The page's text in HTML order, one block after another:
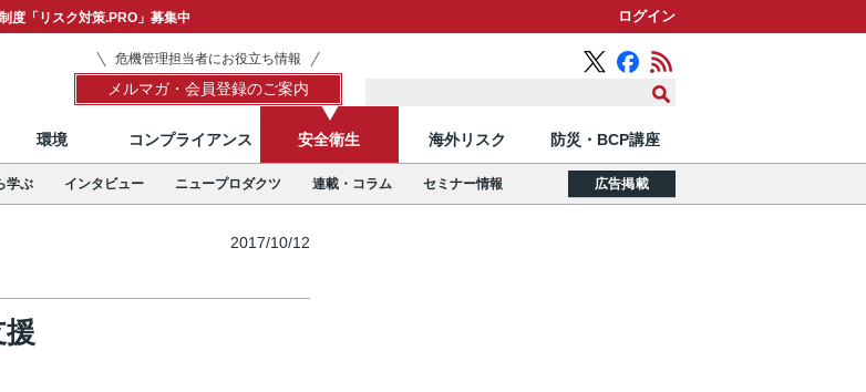
度「リスク対策.PRO」募集中 ログイン
危機管理担当者にお役立ち情報
メルマガ・会員登録のご案内
環境 コンプライアンス 安全衛生 海外リスク 防災・BCP講座
学ぶ インタビュー ニュープロダクツ 連載・コラム セミナー情報 広告掲載
2017/10/12